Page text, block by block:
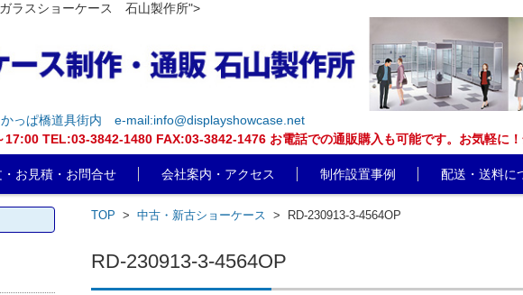
ラスショーケース 石山製作所">
っぱ橋道具街内
e-mail:info@displayshowcase.net
TEL:03-3842-1480 FAX:03-3842-1476 お電話での通販購入も可能です。お気軽に！
・お見積・お問合せ 会社案内・アクセス 制作設置事例 配送・送料に
TOP > 中古・新古ショーケース > RD-230913-3-4564OP
RD-230913-3-4564OP